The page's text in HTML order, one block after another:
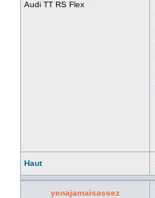
Audi TT RS Flex
Haut
yenajamaisassez